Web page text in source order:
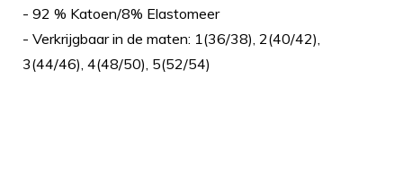
- 92 % Katoen/8% Elastomeer
- Verkrijgbaar in de maten: 1(36/38), 2(40/42),
3(44/46), 4(48/50), 5(52/54)